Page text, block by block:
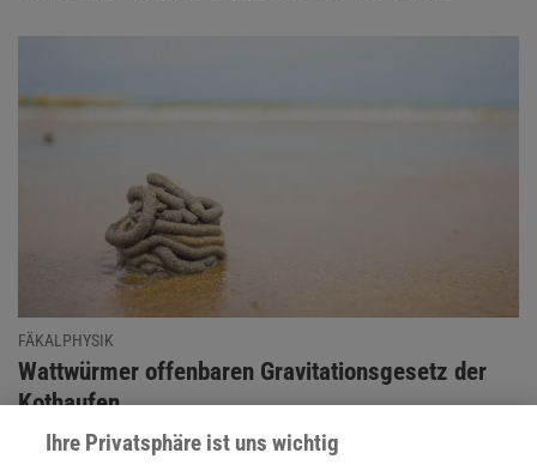
FÄKALPHYSIK
:
Wattwürmer offenbaren Gravitationsgesetz der
Kothaufen
Wattwürmer stoßen ihre Ausscheidungen von unten nach oben
Ihre Privatsphäre ist uns wichtig